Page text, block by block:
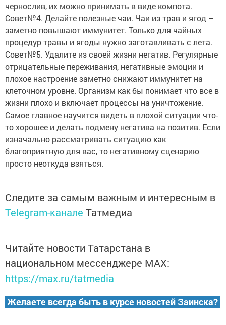
чернослив, их можно принимать в виде компота.
Совет№4. Делайте полезные чаи. Чаи из трав и ягод –
заметно повышают иммунитет. Только для чайных
процедур травы и ягоды нужно заготавливать с лета.
Совет№5. Удалите из своей жизни негатив. Регулярные
отрицательные переживания, негативные эмоции и
плохое настроение заметно снижают иммунитет на
клеточном уровне. Организм как бы понимает что все в
жизни плохо и включает процессы на уничтожение.
Самое главное научится видеть в плохой ситуации что-
то хорошее и делать подмену негатива на позитив. Если
изначально рассматривать ситуацию как
благоприятную для вас, то негативному сценарию
просто неоткуда взяться.
Следите за самым важным и интересным в
Telegram-канале Татмедиа
Читайте новости Татарстана в
национальном мессенджере MАХ:
https://max.ru/tatmedia
Желаете всегда быть в курсе новостей Заинска?